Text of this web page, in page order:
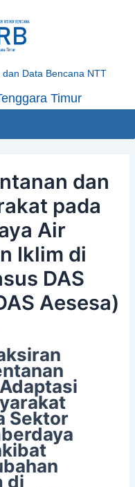
Data Bencana NTT
Timur
dan
pada
Air
Iklim di
DAS
Aesesa)
Sektor
di